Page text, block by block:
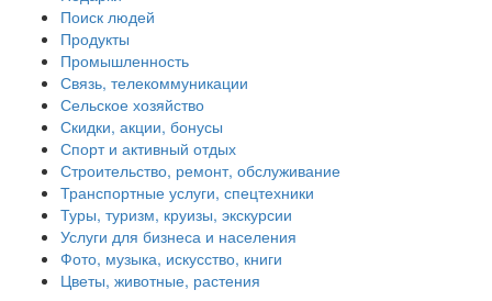
Поиск людей
Продукты
Промышленность
Связь, телекоммуникации
Сельское хозяйство
Скидки, акции, бонусы
Спорт и активный отдых
Строительство, ремонт, обслуживание
Транспортные услуги, спецтехники
Туры, туризм, круизы, экскурсии
Услуги для бизнеса и населения
Фото, музыка, искусство, книги
Цветы, животные, растения